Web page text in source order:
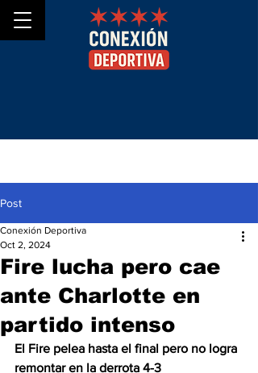
Post
Fire lucha pero cae
ante Charlotte en
partido intenso
Conexión Deportiva
Oct 2, 2024
El Fire pelea hasta el final pero no logra
remontar en la derrota 4-3